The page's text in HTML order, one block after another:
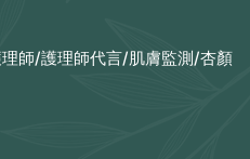
師/護理師代言/肌膚監測/杏顏